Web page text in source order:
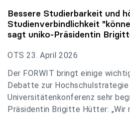
Bessere Studierbarkeit und
Studienverbindlichkeit
sagt uniko-Präsidentin
OTS 23. April 2026
Der FORWIT bringt einige
Debatte zur Hochschulstrategie
Universitätenkonferenz sehr
Präsidentin Brigitte Hütter: „Wir